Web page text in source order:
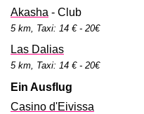
Akasha - Club
5 km, Taxi: 14 € - 20€
Las Dalias
5 km, Taxi: 14 € - 20€
Ein Ausflug
Casino d'Eivissa